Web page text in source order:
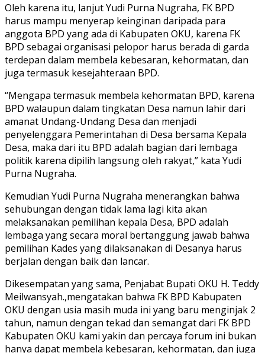
Oleh karena itu, lanjut Yudi Purna Nugraha, FK BPD
harus mampu menyerap keinginan daripada para
anggota BPD yang ada di Kabupaten OKU, karena FK
BPD sebagai organisasi pelopor harus berada di garda
terdepan dalam membela kebesaran, kehormatan, dan
juga termasuk kesejahteraan BPD.
“Mengapa termasuk membela kehormatan BPD, karena
BPD walaupun dalam tingkatan Desa namun lahir dari
amanat Undang-Undang Desa dan menjadi
penyelenggara Pemerintahan di Desa bersama Kepala
Desa, maka dari itu BPD adalah bagian dari lembaga
politik karena dipilih langsung oleh rakyat,” kata Yudi
Purna Nugraha.
Kemudian Yudi Purna Nugraha menerangkan bahwa
sehubungan dengan tidak lama lagi kita akan
melaksanakan pemilihan kepala Desa, BPD adalah
lembaga yang secara moral bertanggung jawab bahwa
pemilihan Kades yang dilaksanakan di Desanya harus
berjalan dengan baik dan lancar.
Dikesempatan yang sama, Penjabat Bupati OKU H. Teddy
Meilwansyah.,mengatakan bahwa FK BPD Kabupaten
OKU dengan usia masih muda ini yang baru menginjak 2
tahun, namun dengan tekad dan semangat dari FK BPD
Kabupaten OKU kami yakin dan percaya forum ini bukan
hanya dapat membela kebesaran, kehormatan, dan juga